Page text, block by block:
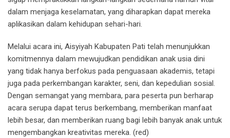
dalam menjaga keselamatan, yang diharapkan dapat mereka
aplikasikan dalam kehidupan sehari-hari.
Melalui acara ini, Aisyiyah Kabupaten Pati telah menunjukkan
komitmennya dalam mewujudkan pendidikan anak usia dini
yang tidak hanya berfokus pada penguasaan akademis, tetapi
juga pada perkembangan karakter, seni, dan kepedulian sosial.
Dengan semangat yang membara, para peserta pun berharap
acara serupa dapat terus berkembang, memberikan manfaat
lebih besar, dan memberikan ruang bagi lebih banyak anak untuk
mengembangkan kreativitas mereka. (red)